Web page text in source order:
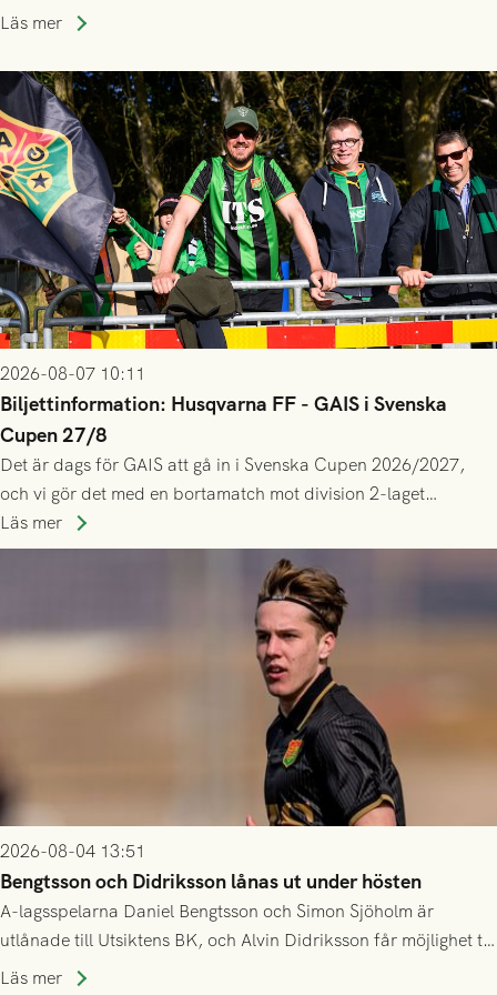
lagssäsonger i Grönsvart och är en av få spelare som i GAIS
Läs mer
2026-08-07 10:11
Biljettinformation: Husqvarna FF - GAIS i Svenska
Cupen 27/8
Det är dags för GAIS att gå in i Svenska Cupen 2026/2027,
och vi gör det med en bortamatch mot division 2-laget
Husqvarna FF. Häng med och stötta grönsvart på plats!
Läs mer
2026-08-04 13:51
Bengtsson och Didriksson lånas ut under hösten
A-lagsspelarna Daniel Bengtsson och Simon Sjöholm är
utlånade till Utsiktens BK, och Alvin Didriksson får möjlighet till
speltid i Hestrafors genom föreningssamarbete.
Läs mer